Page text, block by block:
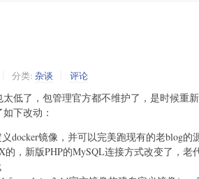
分类: 杂谈 评论
低了，包管理官方都不维护了，是时候重
下改动：
docker镜像，并可以完美跑现有的老blog的
，新版PHP的MySQL连接方式改变了，老